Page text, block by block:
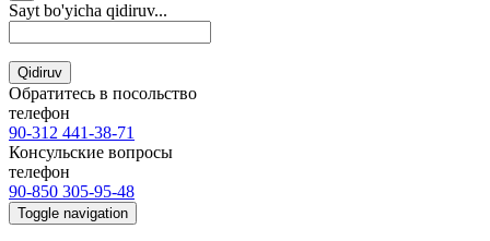
Sayt bo'yicha qidiruv...
Qidiruv
Обратитесь в посольство
телефон
90-312 441-38-71
Консульские вопросы
телефон
90-850 305-95-48
Toggle navigation